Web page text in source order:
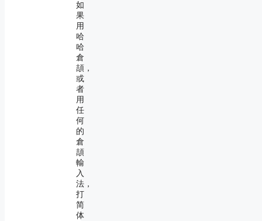
如
果
用
哈
哈
倉
頡，
或
者
用
任
何
的
倉
頡
輸
入
法，
打
简
体